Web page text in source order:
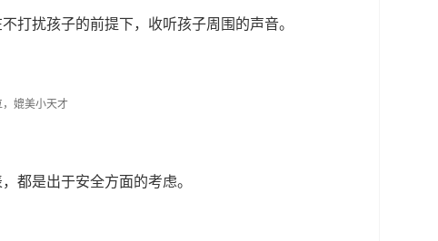
不打扰孩子的前提下，收听孩子周围的声音。
都是出于安全方面的考虑。